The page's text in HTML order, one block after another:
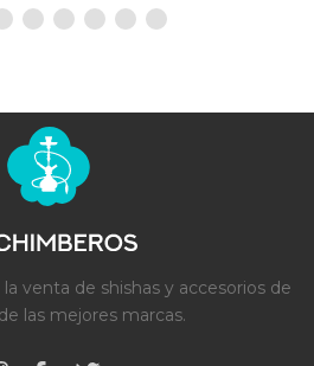
venta de shishas y accesorios de
las mejores marcas.